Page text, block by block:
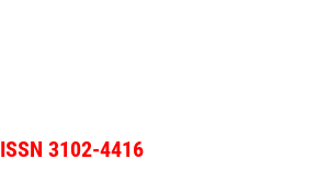
ISSN 3102-4416